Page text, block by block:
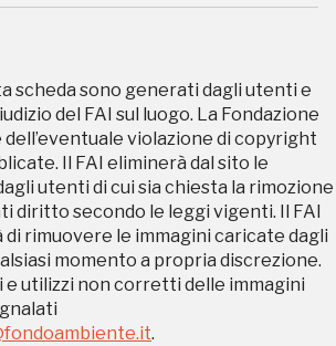
scheda sono generati dagli utenti e
del FAI sul luogo. La Fondazione
violazione di copyright
Il FAI eliminerà dal sito le
utenti di cui sia chiesta la rimozione
diritto secondo le leggi vigenti. Il FAI
rimuovere le immagini caricate dagli
momento a propria discrezione.
utilizzi non corretti delle immagini
.
Gallerie
questo non
possibile